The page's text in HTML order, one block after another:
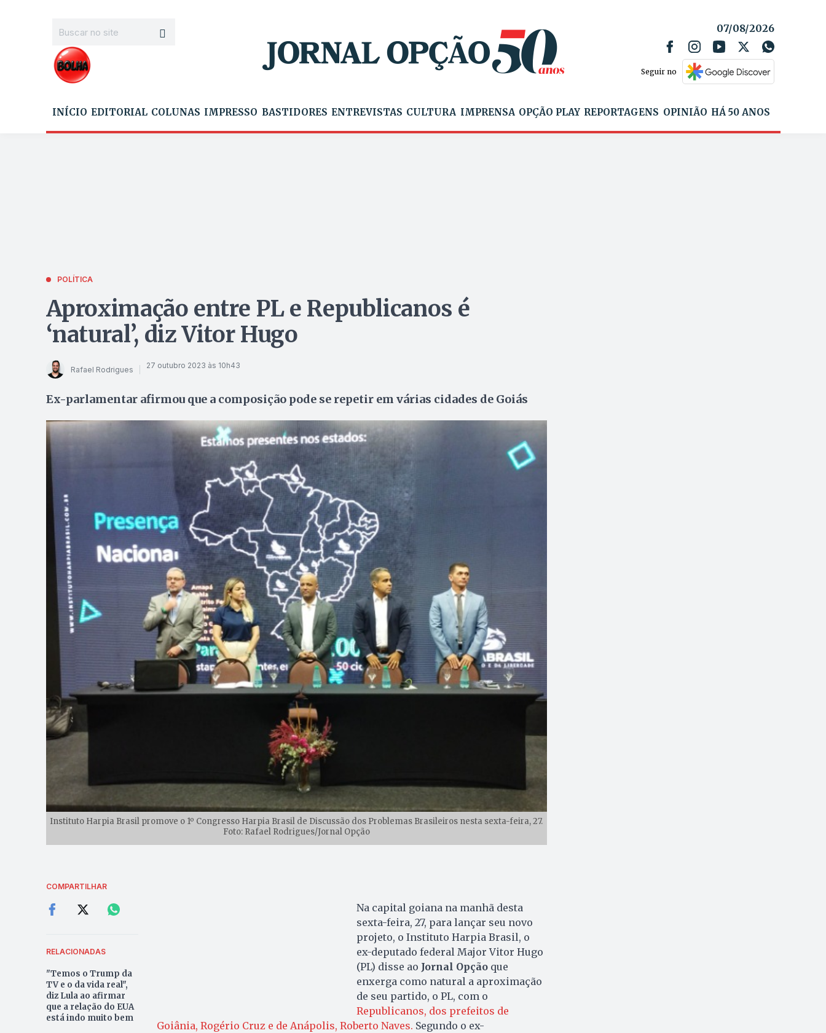
07/08/2026
Seguir no
INÍCIO EDITORIAL COLUNAS IMPRESSO BASTIDORES ENTREVISTAS CULTURA IMPRENSA OPÇÃO PLAY REPORTAGENS OPINIÃO HÁ 50 ANOS
POLÍTICA
Aproximação entre PL e Republicanos é
‘natural’, diz Vitor Hugo
Rafael Rodrigues 27 outubro 2023 às 10h43
Ex-parlamentar afirmou que a composição pode se repetir em várias cidades de Goiás
Instituto Harpia Brasil promove o 1º Congresso Harpia Brasil de Discussão dos Problemas Brasileiros nesta sexta-feira, 27.
Foto: Rafael Rodrigues/Jornal Opção
COMPARTILHAR
RELACIONADAS
"Temos o Trump da
TV e o da vida real",
diz Lula ao afirmar
que a relação do EUA
está indo muito bem
Na capital goiana na manhã desta
sexta-feira, 27, para lançar seu novo
projeto, o Instituto Harpia Brasil, o
ex-deputado federal Major Vitor Hugo
(PL) disse ao Jornal Opçãoque
enxerga como natural a aproximação
de seu partido, o PL, com o
Republicanos, dos prefeitos de
Goiânia, Rogério Cruz e de Anápolis, Roberto Naves. Segundo o ex-